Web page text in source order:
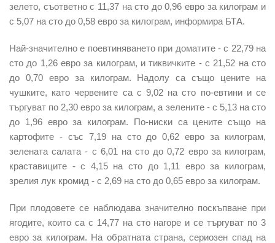
зелето, съответно с 11,37 на сто до 0,96 евро за килограм и
с 5,07 на сто до 0,58 евро за килограм, информира БТА.
Най-значително е поевтиняването при доматите- с 22,79 на
сто до 1,26 евро за килограм, итиквичките - с 21,52 на сто
до 0,70 евро за килограм. Надолу са също цените на
чушките, като червените са с 9,02 на сто по-евтини и се
търгуват по 2,30 евро за килограм, а зелените - с 5,13 на сто
до 1,96 евро за килограм. По-ниски са цените също на
картофите - със 7,19 на сто до 0,62 евро за килограм,
зелената салата- с 6,01 на сто до 0,72 евро за килограм,
краставиците - с 4,15 на сто до 1,11 евро за килограм,
зрелия лук кромид - с 2,69 на сто до 0,65 евро за килограм.
При плодовете се наблюдава значително поскъпване при
ягодите, които са с 14,77 на сто нагоре и се търгуват по 3
евро за килограм. На обратната страна, сериозен спад на